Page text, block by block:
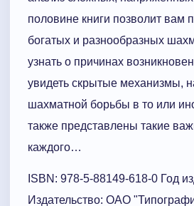
половине книги позволит вам
богатых и разнообразных
узнать о причинах
увидеть скрытые механизмы,
шахматной борьбы в то или
также представлены такие
каждого…
ISBN: 978-5-88149-618-0 Год
Издательство: ОАО